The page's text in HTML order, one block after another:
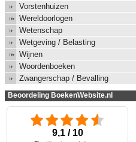
Vorstenhuizen
Wereldoorlogen
Wetenschap
Wetgeving / Belasting
Wijnen
Woordenboeken
Zwangerschap / Bevalling
Beoordeling BoekenWebsite.nl
9,1 / 10